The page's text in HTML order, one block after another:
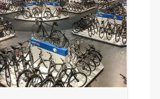
Rücklicht
Herrmans H-Trace
Vorderrad Nabe
Shimano FH-TX500, Nut